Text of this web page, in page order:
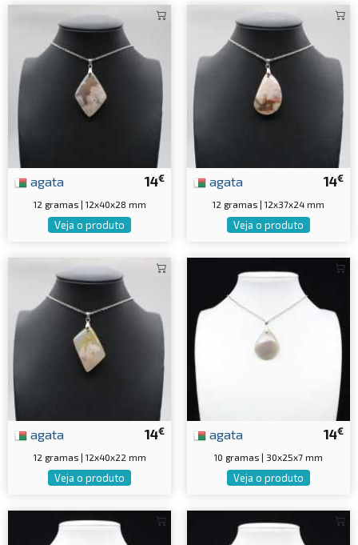
14€
agata
12 gramas | 12x40x28 mm
Veja o produto
14€
agata
12 gramas | 12x37x24 mm
Veja o produto
14€
agata
12 gramas | 12x40x22 mm
Veja o produto
14€
agata
10 gramas | 30x25x7 mm
Veja o produto